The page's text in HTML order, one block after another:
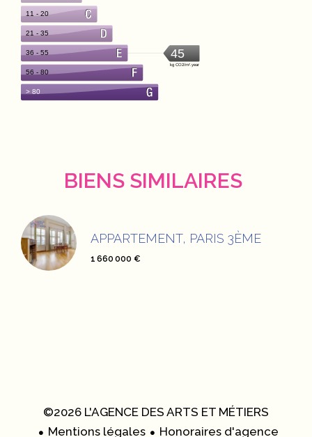
BIENS SIMILAIRES
APPARTEMENT, PARIS 3ÈME
1 660 000 €
©2026 L'AGENCE DES ARTS ET MÉTIERS
Mentions légales
Honoraires d'agence